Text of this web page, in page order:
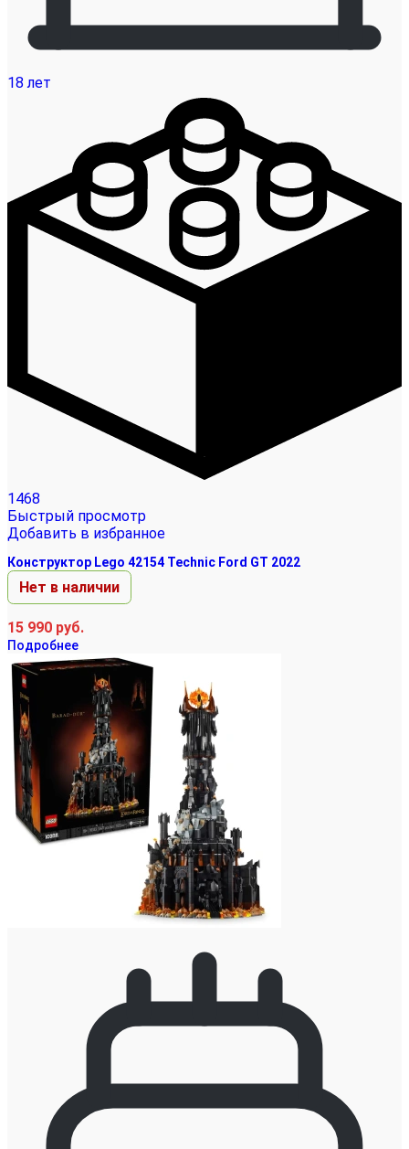
18 лет
1468
Быстрый просмотр
Добавить в избранное
Конструктор Lego 42154 Technic Ford GT 2022
Нет в наличии
15 990 руб.
Подробнее